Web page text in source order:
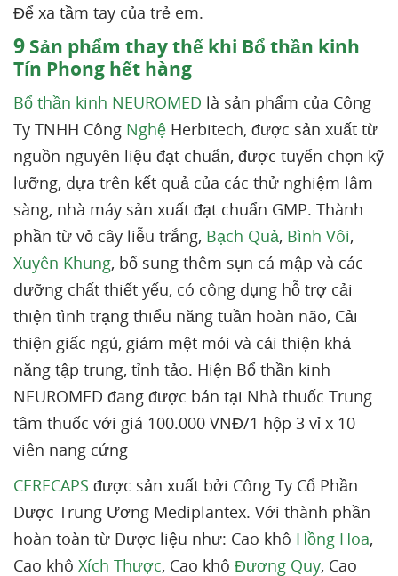
Để xa tầm tay của trẻ em.
9 Sản phẩm thay thế khi Bổ thần kinh
Tín Phong hết hàng
Bổ thần kinh NEUROMED là sản phẩm của Công
Ty TNHH Công Nghệ Herbitech, được sản xuất từ
nguồn nguyên liệu đạt chuẩn, được tuyển chọn kỹ
lưỡng, dựa trên kết quả của các thử nghiệm lâm
sàng, nhà máy sản xuất đạt chuẩn GMP. Thành
phần từ vỏ cây liễu trắng, Bạch Quả, Bình Vôi,
Xuyên Khung, bổ sung thêm sụn cá mập và các
dưỡng chất thiết yếu, có công dụng hỗ trợ cải
thiện tình trạng thiểu năng tuần hoàn não, Cải
thiện giấc ngủ, giảm mệt mỏi và cải thiện khả
năng tập trung, tỉnh tảo. Hiện Bổ thần kinh
NEUROMED đang được bán tại Nhà thuốc Trung
tâm thuốc với giá 100.000 VNĐ/1 hộp 3 vỉ x 10
viên nang cứng
CERECAPS được sản xuất bởi Công Ty Cổ Phần
Dược Trung Ương Mediplantex. Với thành phần
hoàn toàn từ Dược liệu như: Cao khô Hồng Hoa,
Cao khô Xích Thược, Cao khô Đương Quy, Cao